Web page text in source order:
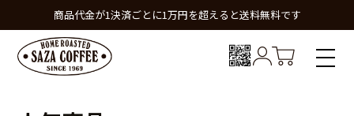
商品代金が1決済ごとに1万円を超えると送料無料です